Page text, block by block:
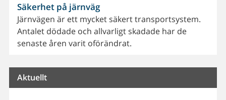
Säkerhet på järnväg
Järnvägen är ett mycket säkert transportsystem.
Antalet dödade och allvarligt skadade har de
senaste åren varit oförändrat.
Aktuellt